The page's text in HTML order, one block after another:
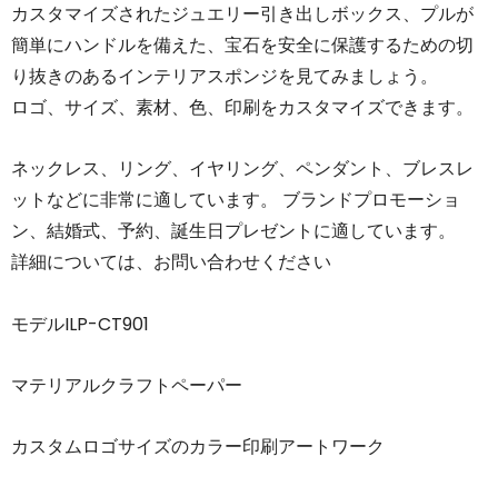
カスタマイズされたジュエリー引き出しボックス、プルが
簡単にハンドルを備えた、宝石を安全に保護するための切
り抜きのあるインテリアスポンジを見てみましょう。
ロゴ、サイズ、素材、色、印刷をカスタマイズできます。
ネックレス、リング、イヤリング、ペンダント、ブレスレ
ットなどに非常に適しています。 ブランドプロモーショ
ン、結婚式、予約、誕生日プレゼントに適しています。
詳細については、お問い合わせください
モデルILP-CT901
マテリアルクラフトペーパー
カスタムロゴサイズのカラー印刷アートワーク